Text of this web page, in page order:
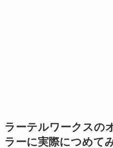
ラーテルワークスの
ラーに実際につめて